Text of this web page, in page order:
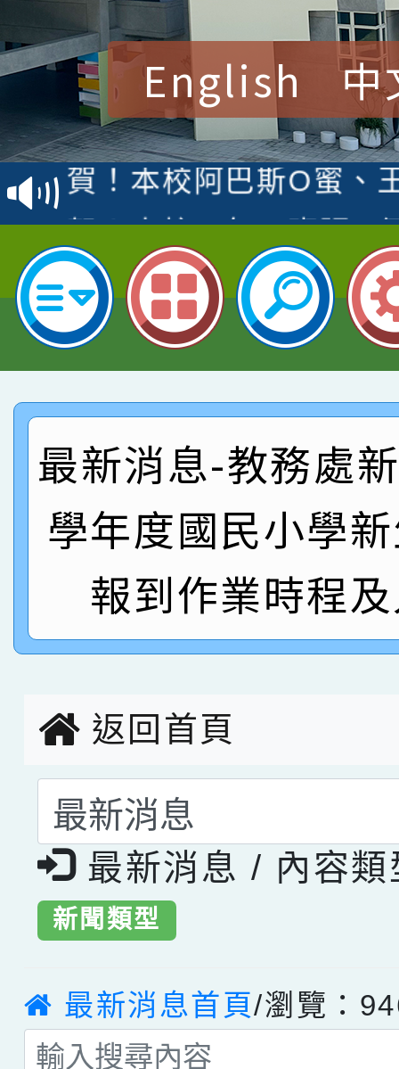
English 中
賀！本校參加桃園市中
賽 洪綺君教師榮獲社
名
賀！本校阿巴斯O蜜、
倩參加桃園市科展 國
名 指導老師王老師、
賀！本校四年二班張O
園市英語競賽國小朗讀
指導老師林老師
賀！本校參加桃園市中
賽 劉文瑛教師榮獲教
臺灣台語-第二名
賀！本校參與2026世
市賽榮獲科學小創客佳
創客第三名。
賀！本校參加桃園市中
賽 洪綺君教師榮獲社
名
賀！本校阿巴斯O蜜、
倩參加桃園市科展 國
名 指導老師王老師、
賀！本校四年二班張O
園市英語競賽國小朗讀
指導老師林老師
賀！本校參加桃園市中
賽 劉文瑛教師榮獲教
臺灣台語-第二名
賀！本校參與2026世
市賽榮獲科學小創客佳
最新消息-教務處
學年度國民小學
報到作業時程
返回首頁
選擇後頁面內容會更
最新消息 / 內容類
新聞類型
最新消息首頁/瀏覽：